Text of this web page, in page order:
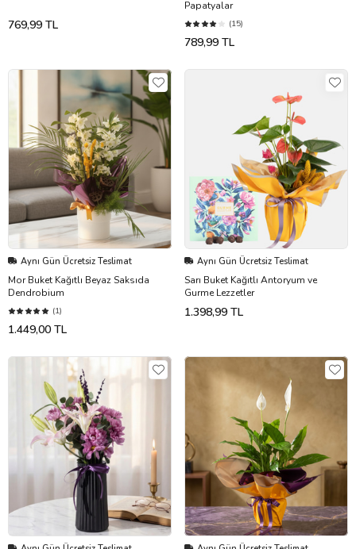
769,99 TL
Papatyalar
(15)
789,99 TL
Aynı Gün Ücretsiz Teslimat
Mor Buket Kağıtlı Beyaz Saksıda
Dendrobium
(1)
1.449,00 TL
Aynı Gün Ücretsiz Teslimat
Sarı Buket Kağıtlı Antoryum ve
Gurme Lezzetler
1.398,99 TL